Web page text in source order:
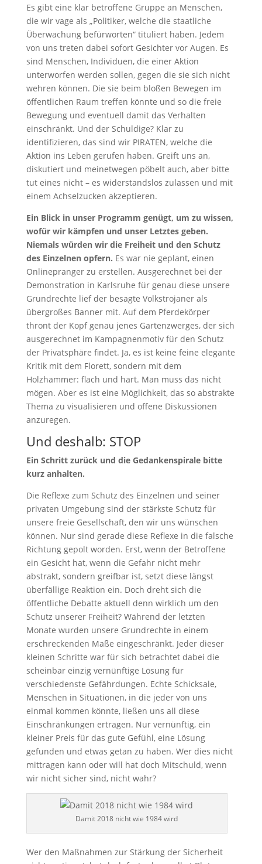
Es gibt eine klar betroffene Gruppe an Menschen,
die wir vage als „Politiker, welche die staatliche
Überwachung befürworten“ tituliert haben. Jedem
von uns treten dabei sofort Gesichter vor Augen. Es
sind Menschen, Individuen, die einer Aktion
unterworfen werden sollen, gegen die sie sich nicht
wehren können. Die sie beim bloßen Bewegen im
öffentlichen Raum treffen könnte und so die freie
Bewegung und eventuell damit das Verhalten
einschränkt. Und der Schuldige? Klar zu
identifizieren, das sind wir PIRATEN, welche die
Aktion ins Leben gerufen haben. Greift uns an,
diskutiert und meinetwegen pöbelt auch, aber bitte
tut eines nicht – es widerstandslos zulassen und mit
einem Achselzucken akzeptieren.
Ein Blick in unser Programm genügt, um zu wissen,
wofür wir kämpfen und unser Letztes geben.
Niemals würden wir die Freiheit und den Schutz
des Einzelnen opfern. Es war nie geplant, einen
Onlinepranger zu erstellen. Ausgerechnet bei der
Demonstration in Karlsruhe für genau diese unsere
Grundrechte lief der besagte Volkstrojaner als
übergroßes Banner mit. Auf dem Pferdekörper
thront der Kopf genau jenes Gartenzwerges, der sich
ausgerechnet im Kampagnenmotiv für den Schutz
der Privatsphäre findet. Ja, es ist keine feine elegante
Kritik mit dem Florett, sondern mit dem
Holzhammer: flach und hart. Man muss das nicht
mögen. Aber es ist eine Möglichkeit, das so abstrakte
Thema zu visualisieren und offene Diskussionen
anzuregen.
Und deshalb: STOP
Ein Schritt zurück und die Gedankenspirale bitte
kurz anhalten.
Die Reflexe zum Schutz des Einzelnen und seiner
privaten Umgebung sind der stärkste Schutz für
unsere freie Gesellschaft, den wir uns wünschen
können. Nur sind gerade diese Reflexe in die falsche
Richtung gepolt worden. Erst, wenn der Betroffene
ein Gesicht hat, wenn die Gefahr nicht mehr
abstrakt, sondern greifbar ist, setzt diese längst
überfällige Reaktion ein. Doch dreht sich die
öffentliche Debatte aktuell denn wirklich um den
Schutz unserer Freiheit? Während der letzten
Monate wurden unsere Grundrechte in einem
erschreckenden Maße eingeschränkt. Jeder dieser
kleinen Schritte war für sich betrachtet dabei die
scheinbar einzig vernünftige Lösung für
verschiedenste Gefährdungen. Echte Schicksale,
Menschen in Situationen, in die jeder von uns
einmal kommen könnte, ließen uns all diese
Einschränkungen ertragen. Nur vernünftig, ein
kleiner Preis für das gute Gefühl, eine Lösung
gefunden und etwas getan zu haben. Wer dies nicht
mittragen kann oder will hat doch Mitschuld, wenn
wir nicht sicher sind, nicht wahr?
Damit 2018 nicht wie 1984 wird
Wer den Maßnahmen zur Stärkung der Sicherheit